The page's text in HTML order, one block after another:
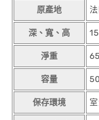
原產地
深、寬、高
淨重
容量
保存環境